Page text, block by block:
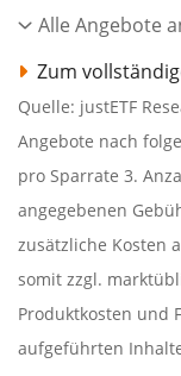
Alle Angebote
Zum
Quelle: justETF
Angebote nach
pro Sparrate 3.
angegebenen
zusätzliche Kosten
somit zzgl.
Produktkosten und
aufgeführten